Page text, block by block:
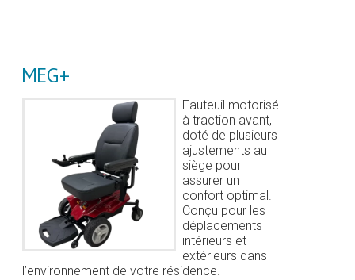
MEG+
Fauteuil motorisé
à traction avant,
doté de plusieurs
ajustements au
siège pour
assurer un
confort optimal.
Conçu pour les
déplacements
intérieurs et
extérieurs dans
l’environnement de votre résidence.